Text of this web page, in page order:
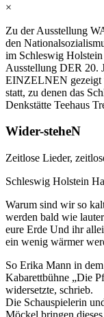
×
Zu der Ausstellung
den
im Schleswig
Ausstellung DER 20.
EINZELNEN
statt, zu denen das
Denkstätte Teehaus
Wider-steheN
Zeitlose Lieder,
Schleswig Holstein
Warum sind wir so
werden bald wie
eure Erde Und ihr
ein wenig wärmer
So Erika Mann in
Kabarettbühne „Die
widersetzte, schrieb.
Die Schauspielerin